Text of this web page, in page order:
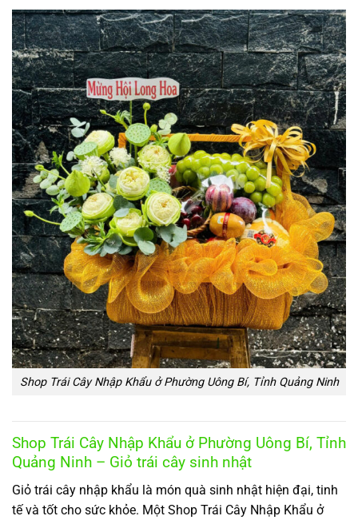
Shop Trái Cây Nhập Khẩu ở Phường Uông Bí, Tỉnh Quảng Ninh
Shop Trái Cây Nhập Khẩu ở Phường Uông Bí, Tỉnh
Quảng Ninh – Giỏ trái cây sinh nhật
Giỏ trái cây nhập khẩu là món quà sinh nhật hiện đại, tinh
tế và tốt cho sức khỏe. Một Shop Trái Cây Nhập Khẩu ở